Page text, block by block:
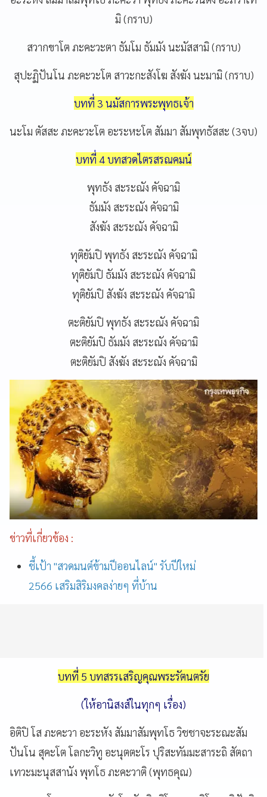
มิ (กราบ)
สวากขาโต ภะคะวะตา ธัมโม ธัมมัง นะมัสสามิ (กราบ)
สุปะฏิปันโน ภะคะวะโต สาวะกะสังโฆ สังฆัง นะมามิ (กราบ)
บทที่ 3 นมัสการพระพุทธเจ้า
นะโม ตัสสะ ภะคะวะโต อะระหะโต สัมมา สัมพุทธัสสะ (3จบ)
บทที่ 4 บทสวดไตรสรณคมน์
พุทธัง สะระณัง คัจฉามิ
ธัมมัง สะระณัง คัจฉามิ
สังฆัง สะระณัง คัจฉามิ
ทุติยัมปิ พุทธัง สะระณัง คัจฉามิ
ทุติยัมปิ ธัมมัง สะระณัง คัจฉามิ
ทุติยัมปิ สังฆัง สะระณัง คัจฉามิ
ตะติยัมปิ พุทธัง สะระณัง คัจฉามิ
ตะติยัมปิ ธัมมัง สะระณัง คัจฉามิ
ตะติยัมปิ สังฆัง สะระณัง คัจฉามิ
ข่าวที่เกี่ยวข้อง :
ชี้เป้า "สวดมนต์ข้ามปีออนไลน์" รับปีใหม่
2566 เสริมสิริมงคลง่ายๆ ที่บ้าน
บทที่ 5 บทสรรเสริญคุณพระรัตนตรัย
(ให้อานิสงส์ในทุกๆ เรื่อง)
อิติปิ โส ภะคะวา อะระหัง สัมมาสัมพุทโธ วิชชาจะระณะสัม
ปันโน สุคะโต โลกะวิทู อะนุตตะโร ปุริสะทัมมะสาระถิ สัตถา
เทวะมะนุสสานัง พุทโธ ภะคะวาติ (พุทธคุณ)